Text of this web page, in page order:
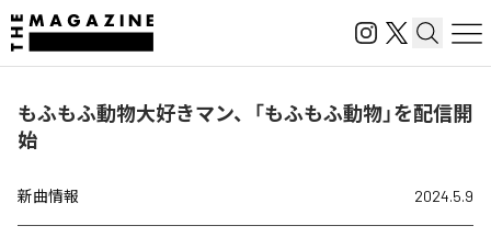
もふもふ動物大好きマン、「もふもふ動物」を配信開
始
新曲情報 2024.5.9